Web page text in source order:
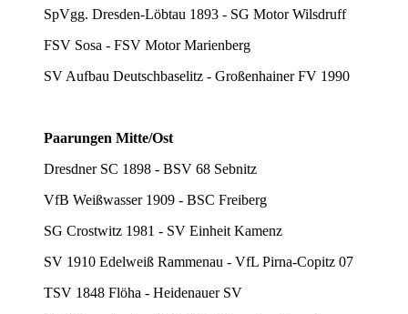
SpVgg. Dresden-Löbtau 1893 - SG Motor Wilsdruff
FSV Sosa - FSV Motor Marienberg
SV Aufbau Deutschbaselitz - Großenhainer FV 1990
Paarungen Mitte/Ost
Dresdner SC 1898 - BSV 68 Sebnitz
VfB Weißwasser 1909 - BSC Freiberg
SG Crostwitz 1981 - SV Einheit Kamenz
SV 1910 Edelweiß Rammenau - VfL Pirna-Copitz 07
TSV 1848 Flöha - Heidenauer SV